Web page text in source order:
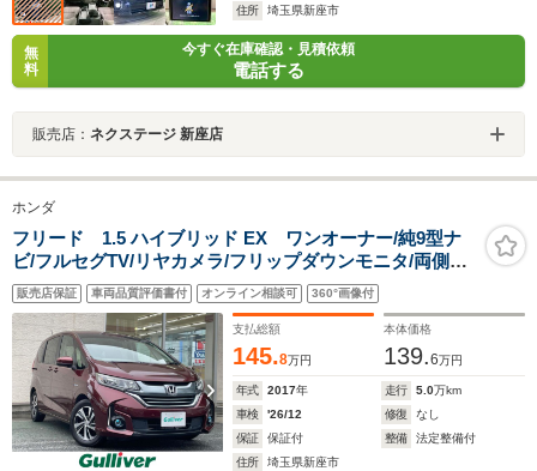
住所
埼玉県新座市
無
料
今すぐ在庫確認・見積依頼
電話する
販売店： ネクステージ 新座店
ホンダ
フリード 1.5 ハイブリッド EX ワンオーナー/純9型ナ
ビ/フルセグTV/リヤカメラ/フリップダウンモニタ/両側パ
ワスラ/ACC/シートヒータ/ビルトインETC/スマートキ
ー/LEDヘッドライト/CMBS/LKAS
販売店保証 車両品質評価書付 オンライン相談可 360°画像付
支払総額
145.8万円
本体価格
139.6万円
年式 2017年 走行 5.0万km
車検
'26/12 修復
なし
保証
保証付 整備
法定整備付
住所
埼玉県新座市